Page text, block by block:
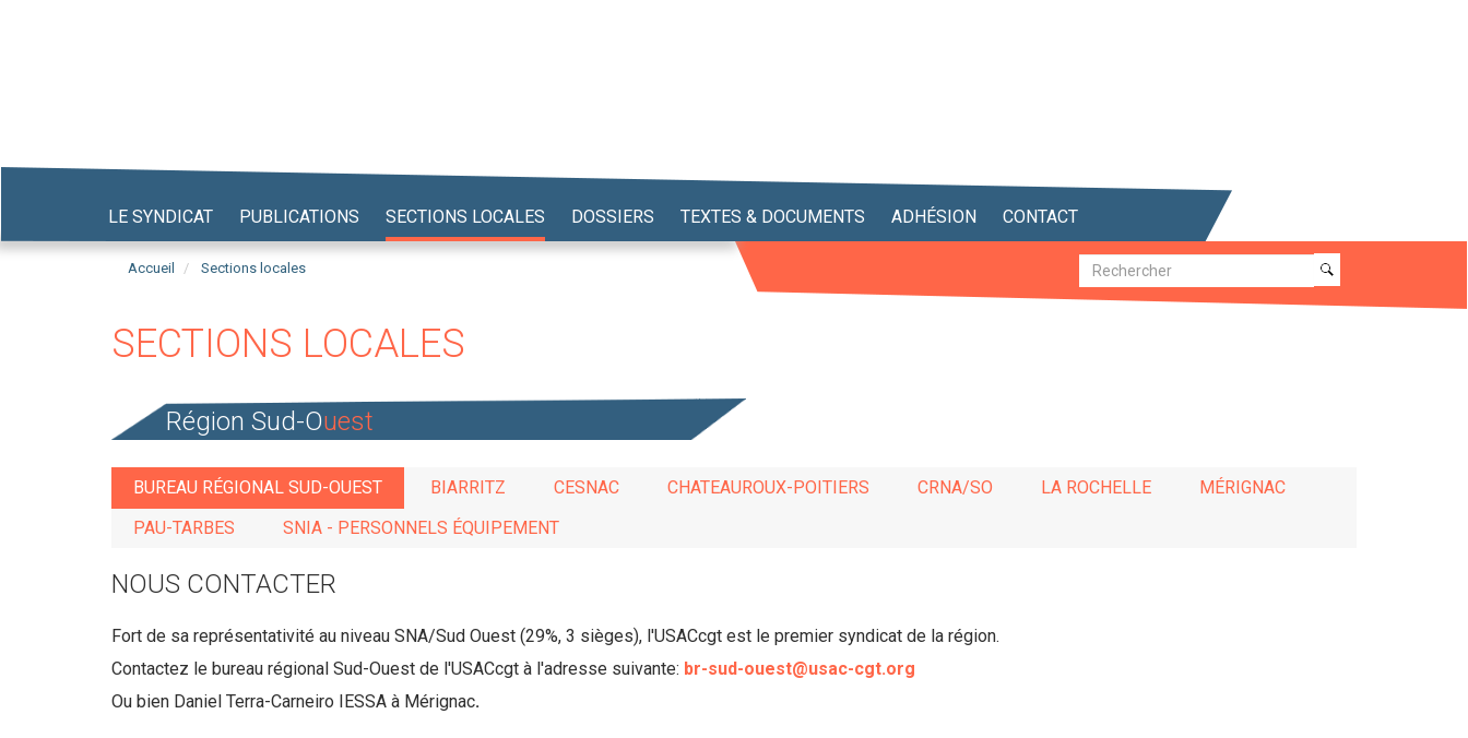
LE SYNDICAT PUBLICATIONS SECTIONS LOCALES DOSSIERS TEXTES & DOCUMENTS ADHÉSION CONTACT
Accueil Sections locales Recherche
Recherche
SECTIONS LOCALES
Région Sud-Ouest
BUREAU RÉGIONAL SUD-OUEST BIARRITZ CESNAC CHATEAUROUX-POITIERS CRNA/SO LA ROCHELLE
MÉRIGNAC
PAU-TARBES
SNIA - PERSONNELS ÉQUIPEMENT
NOUS CONTACTER
Fort de sa représentativité au niveau SNA/Sud Ouest (29%, 3 sièges), l'USACcgt est le premier syndicat de la région.
Contactez le bureau régional Sud-Ouest de l'USACcgt à l'adresse suivante: br-sud-ouest@usac-cgt.org
Ou bien Daniel Terra-Carneiro IESSA à Mérignac.